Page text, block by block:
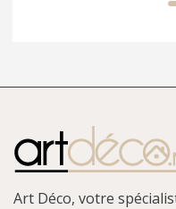
Art Déco, votre